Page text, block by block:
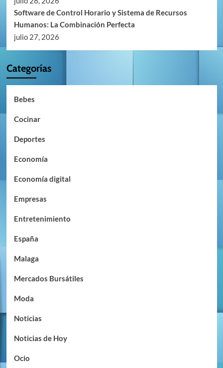
Software de Control Horario y Sistema de Recursos
Humanos: La Combinación Perfecta
julio 27, 2026
Categorías
Bebes
Cocinar
Deportes
Economía
Economía digital
Empresas
Entretenimiento
España
Malaga
Mercados Bursátiles
Moda
Noticias
Noticias de Hoy
Ocio